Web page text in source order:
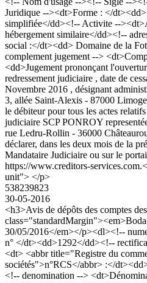
Juridique --><dt>Forme : </
simplifiée</dd><!-- Activite --
hébergement similaire</dd><!--
social :</dt><dd> Domaine de la
complement jugement -->
<dd>Jugement prononçant
redressement judiciaire , date de
Novembre 2016 , désignant
3, allée Saint-Alexis - 87000
le débiteur pour tous les actes
judiciaire SCP PONROY
rue Ledru-Rollin - 36000
déclarer, dans les deux mois de la
Mandataire Judiciaire ou sur le
https://www.creditors-
unit"> </p>
538239823
30-05-2016
<h3>Avis de dépôts des comptes
30/05/2016</em></p><dl><!--
n° </dt><dd>1292</dd><!--
<dt> <abbr title="Registre du
sociétés">n°RCS</abbr> :</
<!-- denomination -->